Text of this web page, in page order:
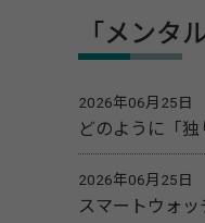
「メンタ
2026年06月25日
どのように「
2026年06月25日
スマートウォ